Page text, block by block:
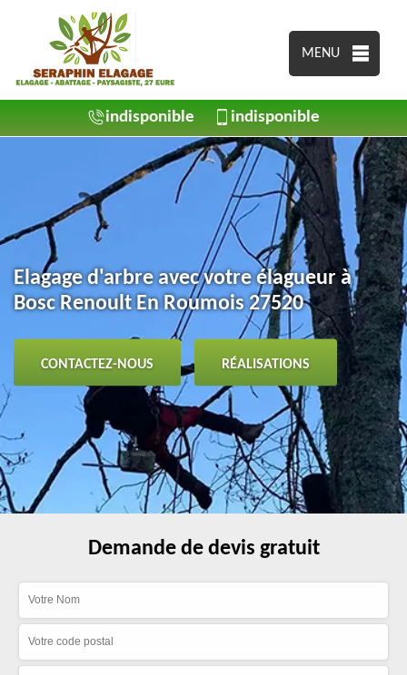
MENU
indisponible indisponible
Elagage d'arbre avec votre élagueur à
Bosc Renoult En Roumois 27520
CONTACTEZ-NOUS RÉALISATIONS
Demande de devis gratuit